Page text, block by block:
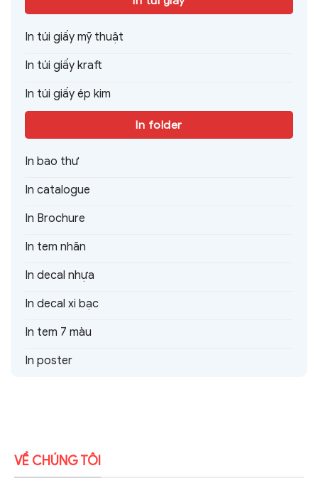
In túi giấy mỹ thuật
In túi giấy kraft
In túi giấy ép kim
In folder
In bao thư
In catalogue
In Brochure
In tem nhãn
In decal nhựa
In decal xi bạc
In tem 7 màu
In poster
VỀ CHÚNG TÔI